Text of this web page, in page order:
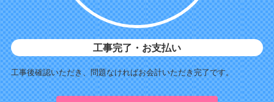
工事完了・お支払い
工事後確認いただき、問題なければお会計いただき完了です。